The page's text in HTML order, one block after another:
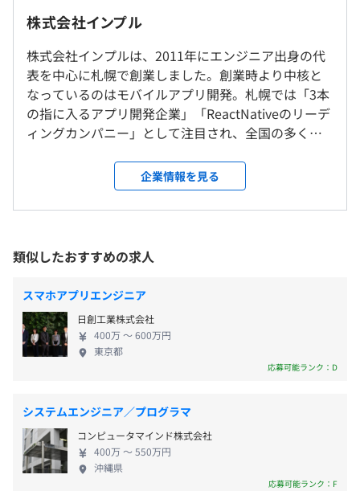
参加可能です。
最新世代のMacBook Pro
※案件によってはWindowsのノートPCを貸与します
Docker
【開発環境】
◾️ソースコード管理はGitHubを採用
※案件によってはお客さま側で採用しているソースコー
※フルリモート可
就業場所の変更範囲
＜雇入時＞
国内にてフルリモート
＜変更範囲＞
本社、または会社の指定する店舗・施設（リモートワーク
《フレックスタイム制／標準労働時間：8時間 》
・始業：7:00〜11:00
・終業：15:00〜20:00
・コアタイム：11:00〜15:00（休憩1時間）
休憩時間：11:00〜14:00の間で取得（60分）
平均残業時間：平均10時間／月
【年間休日：127日 ※2024年度】
・祝祭日
・夏季休暇（7月〜9月の間で自身が選択した2日間）
・年末年始（12月31日〜1月2日、左記以外に12月28日〜
1月5日の間に自身が選択した3日間）
・年次有給休暇（入社6カ月経過後に付与、初年度年間10
・リフレッシュ休暇（入社1年経過後に付与、年3日間か
ら）
・バースデー休暇（自身の誕生月内に1日間）
・慶弔休暇 など
株式会社インプル
株式会社インプルは、2011年にエンジニア出身の代
表を中心に札幌で創業しました。創業時より中核と
なっているのはモバイルアプリ開発。札幌では「3本
の指に入るアプリ開発企業」「ReactNativeのリーデ
ィングカンパニー」として注目され、全国の多くの
は、React／React Nativeといったトレンドの先進技
術を利用したスマホアプリ開発やWebシステム開発
を中心とするシステムインテグレーション事業です。
ステム構築など、新たな領域にも取り組んでいます。
今後、優秀な人材を集め事業機会を創出し、社会に
対してより大きな役割と責任を果たしていくため、
株式上場を目指し準備をすすめています。私たちは常
に挑戦し続け、企業価値を高めて参ります。 《当社
の強み》 当社は、ReactNativeやFlutterに強いアプ
リ開発会社です。 モバイルアプリケーション開発に
アプリケーションの開発に数多くの実績を持ってい
ます。 ReactNativeは、Facebook社が開発した
JavaScriptフレームワークであり、ネイティブな描画
スピードとレスポンスを実現することができます。
Flutterは、Google社が開発したUIフレームワークで
企業情報を見る
類似したおすすめの求人
スマホアプリエンジニア
日創工業株式会社
400万 〜 600万円
東京都
応募可能ランク：D
システムエンジニア／プログラマ
コンピュータマインド株式会社
400万 〜 550万円
沖縄県
応募可能ランク：F